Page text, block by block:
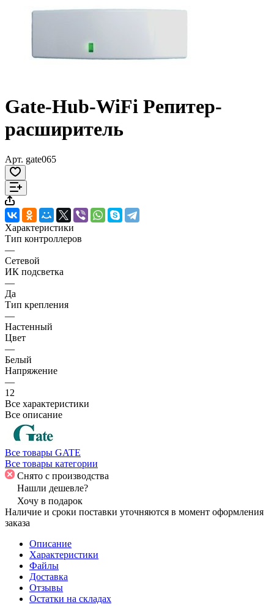
Gate-Hub-WiFi Репитер-
расширитель
Арт. gate065
Характеристики
Тип контроллеров
—
Сетевой
ИК подсветка
—
Да
Тип крепления
—
Настенный
Цвет
—
Белый
Напряжение
—
12
Все характеристики
Все описание
Все товары GATE
Все товары категории
Снято с производства
Нашли дешевле?
Хочу в подарок
Наличие и сроки поставки уточняются в момент оформления
заказа
Описание
Характеристики
Файлы
Доставка
Отзывы
Остатки на складах